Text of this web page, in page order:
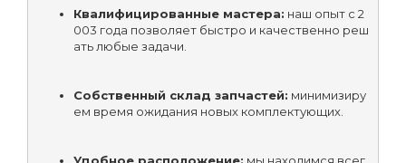
Квалифицированные мастера: наш опыт с 2
003 года позволяет быстро и качественно реш
ать любые задачи.
Собственный склад запчастей: минимизиру
ем время ожидания новых комплектующих.